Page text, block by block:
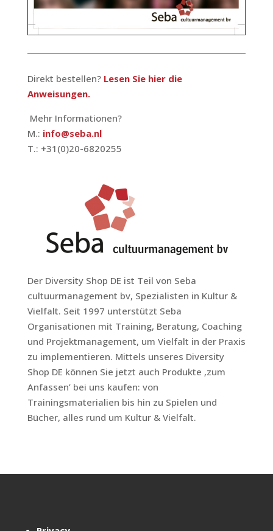
Direkt bestellen? Lesen Sie hier die
Anweisungen.
Mehr Informationen?
M.: info@seba.nl
T.: +31(0)20-6820255
Der Diversity Shop DE ist Teil von Seba
cultuurmanagement bv, Spezialisten in Kultur &
Vielfalt. Seit 1997 unterstützt Seba
Organisationen mit Training, Beratung, Coaching
und Projektmanagement, um Vielfalt in der Praxis
zu implementieren. Mittels unseres Diversity
Shop DE können Sie jetzt auch Produkte ‚zum
Anfassen’ bei uns kaufen: von
Trainingsmaterialien bis hin zu Spielen und
Bücher, alles rund um Kultur & Vielfalt.